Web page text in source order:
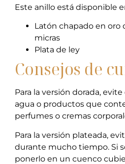
Este anillo está disponible
Latón chapado en oro
micras
Plata de ley
Consejos de
Para la versión dorada,
agua o productos que
perfumes o cremas
Para la versión plateada,
durante mucho tiempo. Si
ponerlo en un cuenco